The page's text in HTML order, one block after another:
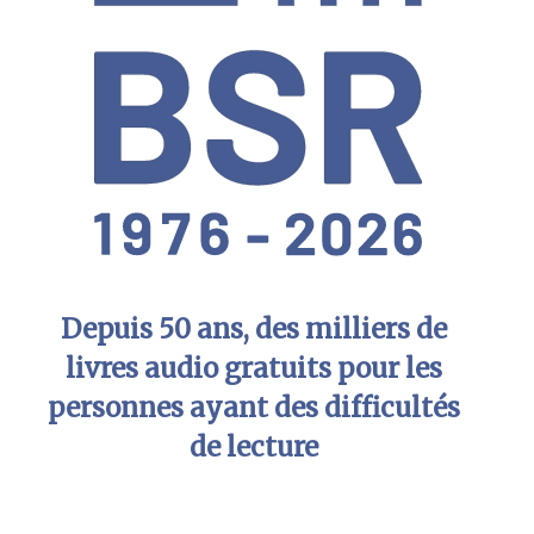
Depuis 50 ans, des milliers de
livres audio gratuits pour les
personnes ayant des difficultés
de lecture